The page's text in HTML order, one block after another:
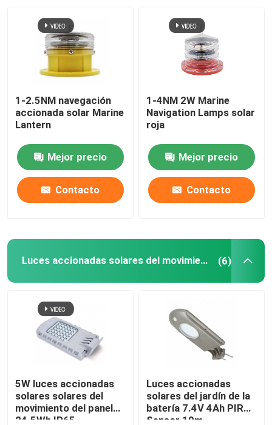
1-2.5NM navegación
accionada solar Marine
Lantern
Mejor precio
Contacto
1-4NM 2W Marine
Navigation Lamps solar
roja
Mejor precio
Contacto
Luces accionadas solares del movimiento (6)
5W luces accionadas
solares solares del
movimiento del panel
24.5Wh IP65
Luces accionadas
solares del jardín de la
batería 7.4V 4Ah PIR
Sensor 10m